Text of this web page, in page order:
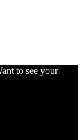
to see your